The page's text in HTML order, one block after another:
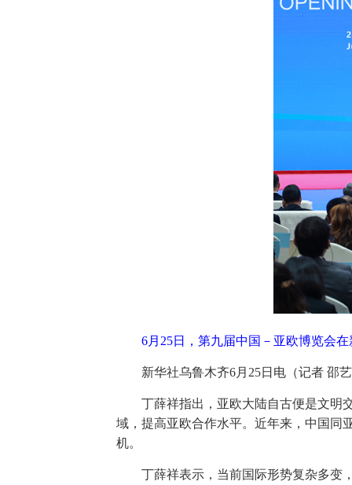
6月25日，第九届中国－亚欧博览会
新华社乌鲁木齐6月25日电（记者 邵
丁薛祥指出，亚欧大陆自古便是文明
域，提高亚欧合作水平。近年来，中国同
机。
丁薛祥表示，当前国际形势复杂多变